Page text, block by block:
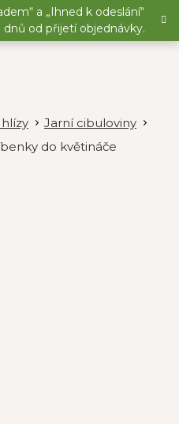
a „Ihned k odeslání“
dnů od přijetí objednávky.
Jarní cibuloviny
do květináče